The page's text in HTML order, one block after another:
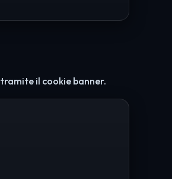
tramite il cookie banner.